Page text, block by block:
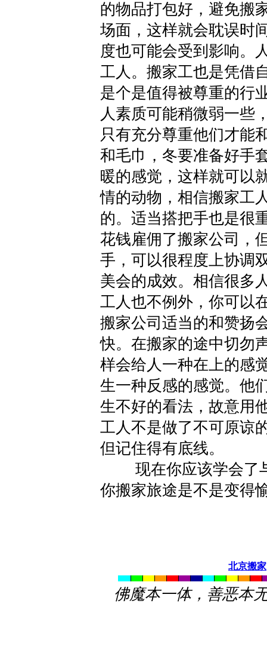
的物品打包好，避免搬
场面，这样就会耽误时
度也可能会受到影响。
工人。搬家工也是凭借
是个是值得被尊重的行
人素质可能稍微弱一些
只有充分尊重他们才能
和毛巾，冬要准备好手
暖的感觉，这样就可以
情的动物，相信搬家工
的。适当搭把手也是很
花钱雇佣了搬家公司，
手，可以很程度上协调
美会的成效。相信很多
工人也不例外，你可以
搬家公司适当的和赞扬
快。在搬家的途中切勿
样会给人一种在上的感
生一种反感的感觉。他
生不好的看法，故意用
工人不是做了不可原谅
但记住得有底线。
现在你应该学会了与
你搬家旅途是不是变得
北京搬家
佛魔本一体，善恶本